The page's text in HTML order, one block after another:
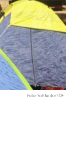
Foto: Sol/Juntos! DF